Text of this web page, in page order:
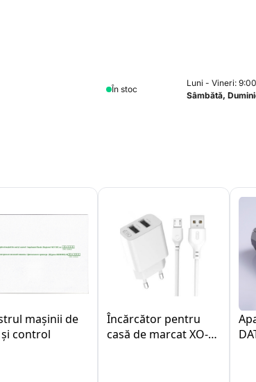
În stoc
Luni - Vineri:
Sâmbătă,
mașinii de
control
Încărcător pentru
casă de marcat XO-L-